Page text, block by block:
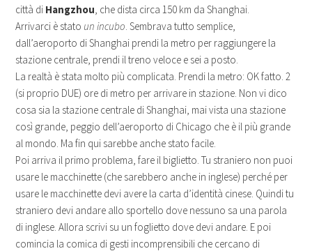
città di Hangzhou, che dista circa 150 km da Shanghai.
Arrivarci è stato un incubo. Sembrava tutto semplice,
dall’aeroporto di Shanghai prendi la metro per raggiungere la
stazione centrale, prendi il treno veloce e sei a posto.
La realtà è stata molto più complicata. Prendi la metro: OK fatto. 2
(si proprio DUE) ore di metro per arrivare in stazione. Non vi dico
cosa sia la stazione centrale di Shanghai, mai vista una stazione
così grande, peggio dell’aeroporto di Chicago che è il più grande
al mondo. Ma fin qui sarebbe anche stato facile.
Poi arriva il primo problema, fare il biglietto. Tu straniero non puoi
usare le macchinette (che sarebbero anche in inglese) perché per
usare le macchinette devi avere la carta d’identità cinese. Quindi tu
straniero devi andare allo sportello dove nessuno sa una parola
di inglese. Allora scrivi su un foglietto dove devi andare. E poi
comincia la comica di gesti incomprensibili che cercano di